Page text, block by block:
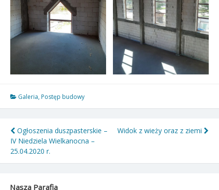
Galeria, Postęp budowy
Nawigacja
wpisu
Ogłoszenia duszpasterskie –
IV Niedziela Wielkanocna –
25.04.2020 r.
Widok z wieży oraz z ziemi
Nasza Parafia